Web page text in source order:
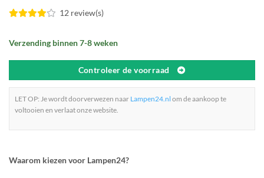
12 review(s)
Verzending binnen 7-8 weken
Controleer de voorraad
LET OP: Je wordt doorverwezen naar Lampen24.nl om de aankoop te
voltooien en verlaat onze website.
Waarom kiezen voor Lampen24?